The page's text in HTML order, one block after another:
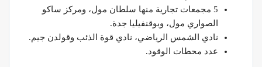
5 مجمعات تجارية منها سلطان مول، ومركز ساكو
الصواري مول، وبوقنفيليا جدة.
نادي الشمس الرياضي، نادي قوة الذئب وقولدن جيم.
عدد محطات الوقود.